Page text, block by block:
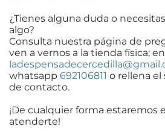
¿Tienes alguna duda o
algo?
Consulta nuestra página de
ven a vernos a la tienda física;
whatsapp 692106811 o rellena
de contacto.
¡De cualquier forma estaremos
atenderte!